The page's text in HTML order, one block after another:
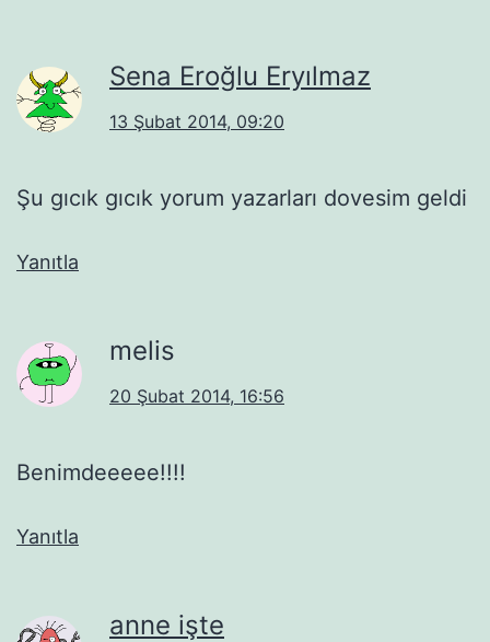
Sena Eroğlu Eryılmaz
13 Şubat 2014, 09:20
Şu gıcık gıcık yorum yazarları dovesim geldi
Yanıtla
melis
20 Şubat 2014, 16:56
Benimdeeeee!!!!
Yanıtla
anne işte